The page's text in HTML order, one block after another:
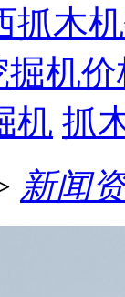
抓木
掘机
机 抓
新闻